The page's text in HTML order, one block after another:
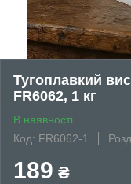
Тугоплавкий
FR6062, 1 кг
В наявності
Код: FR6062-1
189 ₴